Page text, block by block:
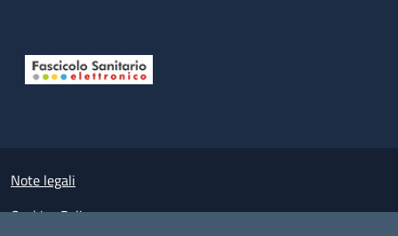
Small prints
Note legali
Cookies Policy